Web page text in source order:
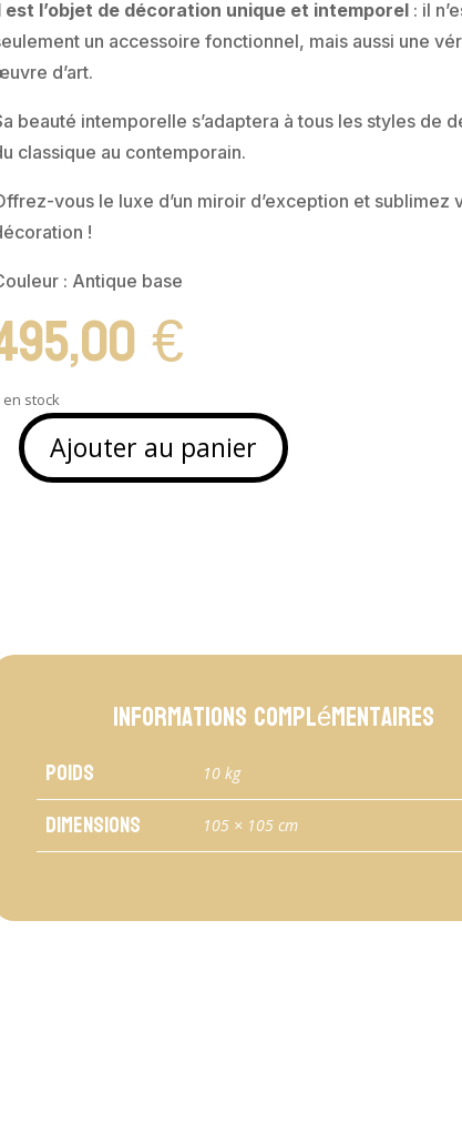
est l’objet de décoration unique et intemporel: il
un accessoire fonctionnel, mais aussi une
d’art.
beauté intemporelle s’adaptera à tous les styles de
classique au contemporain.
vous le luxe d’un miroir d’exception et sublimez
!
: Antique base
€
en stock
quantité Ajouter au panier
Informations complémentaires
Poids 10 kg
Dimensions 105 × 105 cm